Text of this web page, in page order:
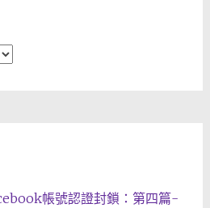
帳號認證封鎖：第四篇-